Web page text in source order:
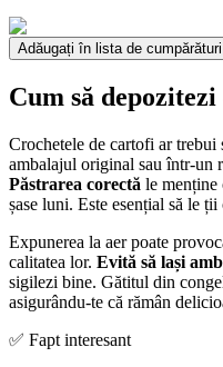
Adăugați în lista de cumpărături
Cum să
Crochetele de cartofi ar trebui
ambalajul original sau într-un
Păstrarea corectă le menține
șase luni. Este esențial să le ții
Expunerea la aer poate
calitatea lor. Evită să lași
sigilezi bine. Gătitul din
asigurându-te că rămân
✅ Fapt interesant